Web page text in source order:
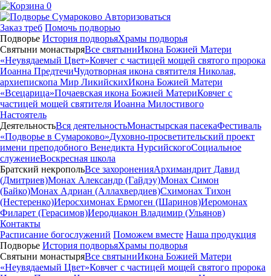
0
Авторизоваться
Заказ треб Помочь подворью
Подворье История подворьяХрамы подворья
Святыни монастыряВсе святыниИкона Божией Матери
«Неувядаемый Цвет»Ковчег с частицей мощей святого пророка
Иоанна ПредтечиЧудотворная икона святителя Николая,
архиепископа Мир ЛикийскихИкона Божией Матери
«Всецарица»Почаевская икона Божией МатериКовчег с
частицей мощей святителя Иоанна Милостивого
Настоятель
ДеятельностьВся деятельностьМонастырская пасекаФестиваль
«Подворье в Сумароково»Духовно-просветительский проект
имени преподобного Венедикта НурсийскогоСоциальное
служениеВоскресная школа
Братский некропольВсе захороненияАрхимандрит Давид
(Дмитриев)Монах Александр (Гайдэу)Монах Симон
(Байко)Монах Адриан (Аллахвердиев)Схимонах Тихон
(Нестеренко)Иеросхимонах Ермоген (Шаринов)Иеромонах
Филарет (Герасимов)Иеродиакон Владимир (Ульянов)
Контакты
Расписание богослужений Поможем вместе Наша продукция
Подворье История подворьяХрамы подворья
Святыни монастыряВсе святыниИкона Божией Матери
«Неувядаемый Цвет»Ковчег с частицей мощей святого пророка